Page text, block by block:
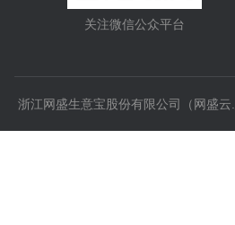
关注微信公众平台
浙江网盛生意宝股份有限公司（网盛